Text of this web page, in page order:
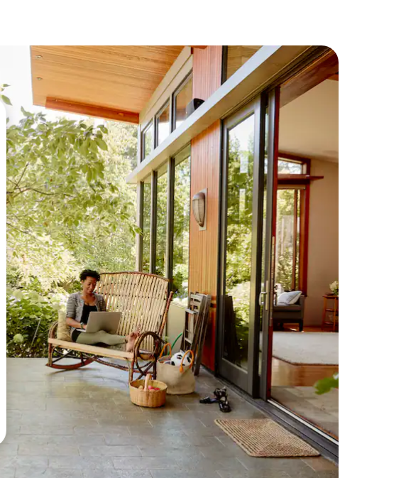
de flecha hacia arriba y hacia abajo o explorá deslizando el dedo.